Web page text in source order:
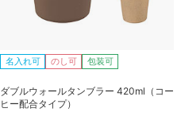
名入れ可 のし可 包装可
ダブルウォールタンブラー 420ml（コー
ヒー配合タイプ）